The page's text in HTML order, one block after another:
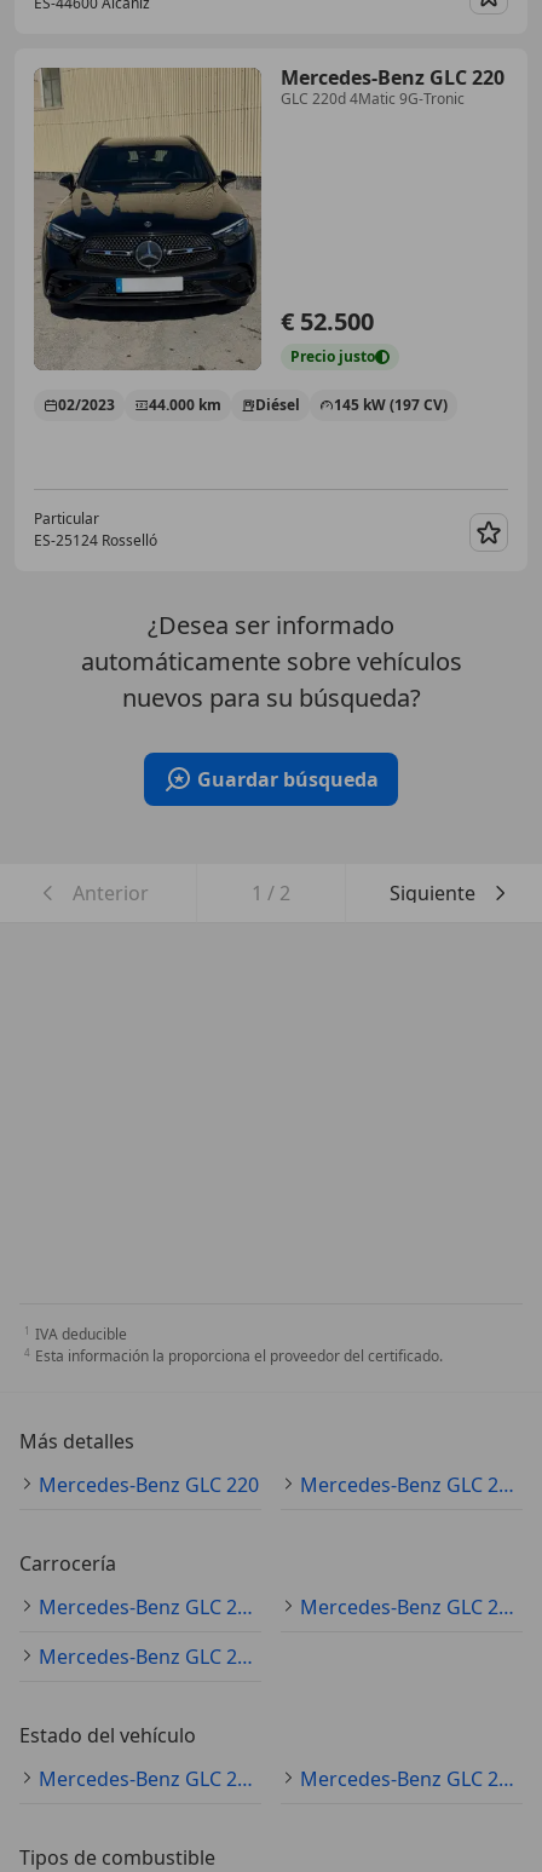
Mercedes-Benz GLC 220
GLC 220d 4Matic 9G-Tronic
€ 52.500
Precio justo
02/2023 44.000 km Diésel 145 kW (197 CV)
Particular
ES-25124 Rosselló
¿Desea ser informado
automáticamente sobre vehículos
nuevos para su búsqueda?
Guardar búsqueda
Anterior 1 / 2 Siguiente
IVA deducible
Esta información la proporciona el proveedor del certificado.
Más detalles
Mercedes-Benz GLC 220
Mercedes-Benz GLC 220 Especificaciones técnicas
Carrocería
Mercedes-Benz GLC 220 SUV/4x4/pickup
Mercedes-Benz GLC 220 coupé
Mercedes-Benz GLC 220 sedán
Estado del vehículo
Mercedes-Benz GLC 220 ocasión
Mercedes-Benz GLC 220 nuevo
Tipos de combustible